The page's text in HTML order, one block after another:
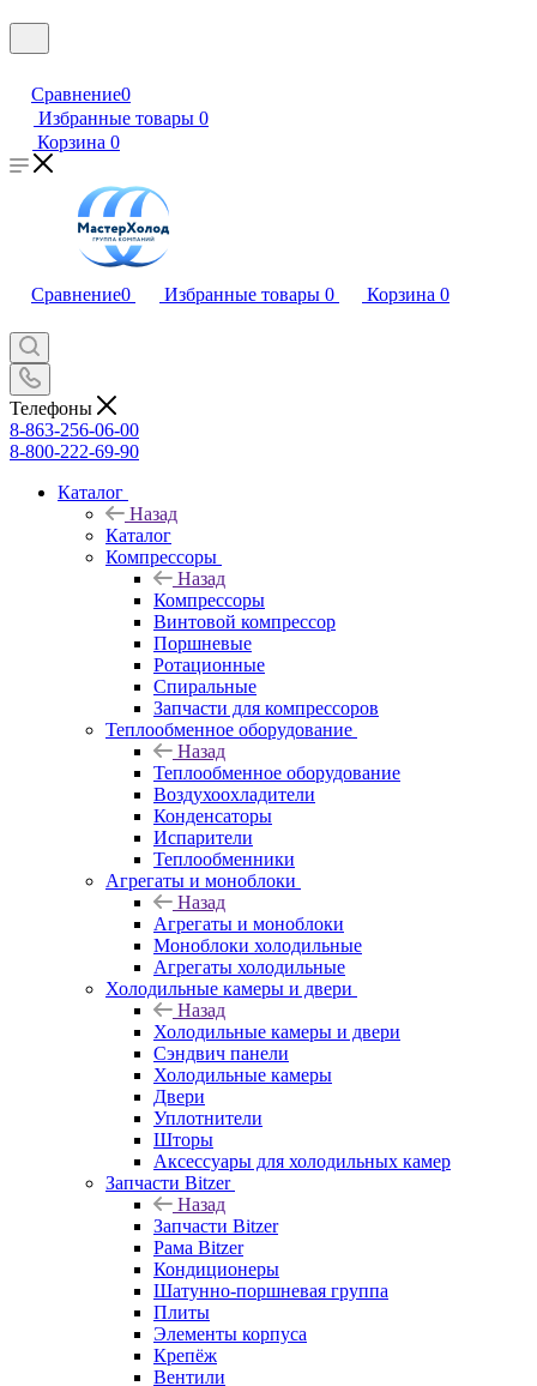
Сравнение0
Избранные товары 0
Корзина 0
Сравнение0 Избранные товары 0 Корзина 0
Телефоны
8-863-256-06-00
8-800-222-69-90
Каталог
Назад
Каталог
Компрессоры
Назад
Компрессоры
Винтовой компрессор
Поршневые
Ротационные
Спиральные
Запчасти для компрессоров
Теплообменное оборудование
Назад
Теплообменное оборудование
Воздухоохладители
Конденсаторы
Испарители
Теплообменники
Агрегаты и моноблоки
Назад
Агрегаты и моноблоки
Моноблоки холодильные
Агрегаты холодильные
Холодильные камеры и двери
Назад
Холодильные камеры и двери
Сэндвич панели
Холодильные камеры
Двери
Уплотнители
Шторы
Аксессуары для холодильных камер
Запчасти Bitzer
Назад
Запчасти Bitzer
Рама Bitzer
Кондиционеры
Шатунно-поршневая группа
Плиты
Элементы корпуса
Крепёж
Вентили